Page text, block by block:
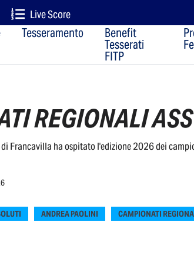
Live Score
Tesseramento Benefit
Tesserati
FITP
REGIONALI
di Francavilla ha ospitato l'edizione 2026 dei
ANDREA PAOLINI CAMPIONATI